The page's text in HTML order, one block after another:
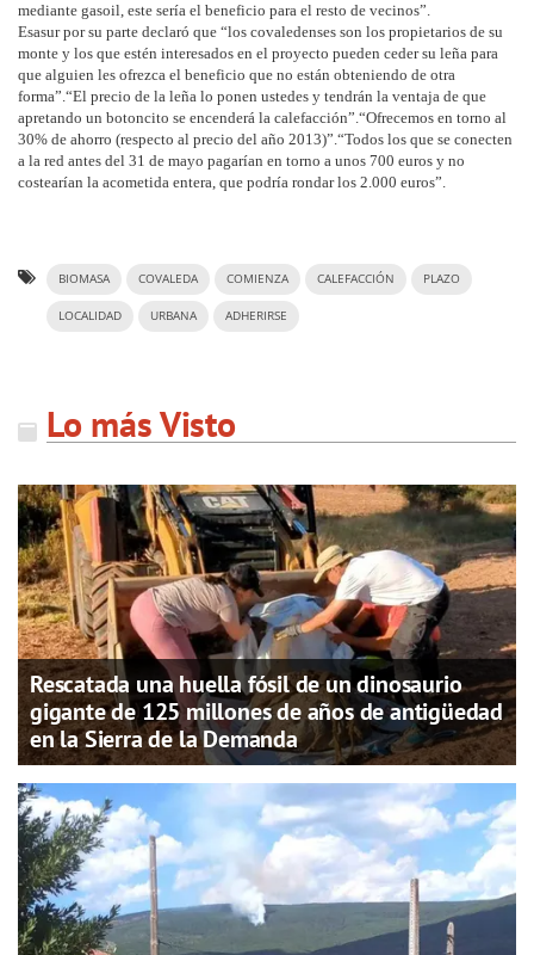
mediante gasoil, este sería el beneficio para el resto de vecinos”.
Esasur por su parte declaró que “los covaledenses son los propietarios de su
monte y los que estén interesados en el proyecto pueden ceder su leña para
que alguien les ofrezca el beneficio que no están obteniendo de otra
forma”.“El precio de la leña lo ponen ustedes y tendrán la ventaja de que
apretando un botoncito se encenderá la calefacción”.“Ofrecemos en torno al
30% de ahorro (respecto al precio del año 2013)”.“Todos los que se conecten
a la red antes del 31 de mayo pagarían en torno a unos 700 euros y no
costearían la acometida entera, que podría rondar los 2.000 euros”.
BIOMASA COVALEDA COMIENZA CALEFACCIÓN PLAZO
LOCALIDAD URBANA ADHERIRSE
Lo más Visto
Rescatada una huella fósil de un dinosaurio
gigante de 125 millones de años de antigüedad
en la Sierra de la Demanda